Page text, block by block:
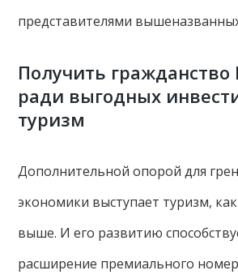
представителями
Получить
ради выгодных
туризм
Дополнительной опорой для
экономики выступает туризм,
выше. И его развитию
расширение премиального